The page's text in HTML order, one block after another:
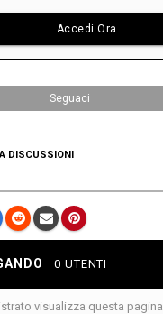
Accedi Ora
Seguaci
DISCUSSIONI
0 UTENTI
visualizza questa pagina.